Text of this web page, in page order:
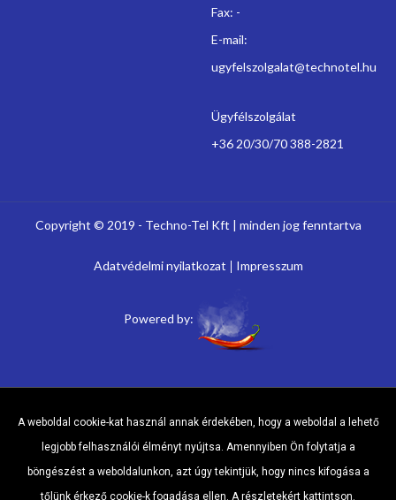
Fax: -
E-mail:
ugyfelszolgalat@technotel.hu
Ügyfélszolgálat
+36 20/30/70 388-2821
Copyright © 2019 - Techno-Tel Kft | minden jog fenntartva
Adatvédelmi nyilatkozat Impresszum
Powered by:
A weboldal cookie-kat használ annak érdekében, hogy a weboldal a lehető
legjobb felhasználói élményt nyújtsa. Amennyiben Ön folytatja a
böngészést a weboldalunkon, azt úgy tekintjük, hogy nincs kifogása a
tőlünk érkező cookie-k fogadása ellen. A részletekért kattintson.